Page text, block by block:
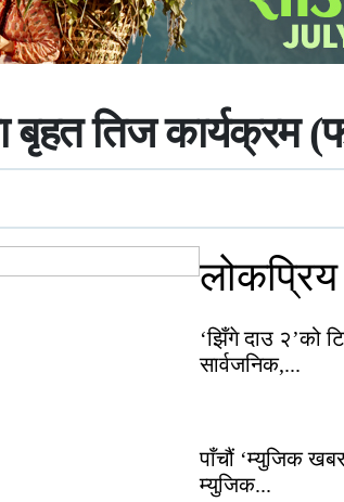
बृहत तिज कार्यक्रम
लोकप्रिय
‘झिँगे दाउ २’को
सार्वजनिक,...
पाँचौं ‘म्युजिक
म्युजिक...